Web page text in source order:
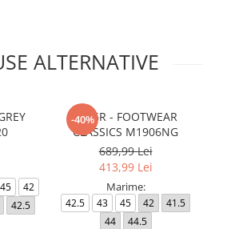
ALTERNATIVE
45
42
42.5
-40%
1906R - FOOTWEAR
CLASSICS M1906NG
689,99 Lei
413,99 Lei
Marime:
42.5 43 45 42
41.5
44
44.5